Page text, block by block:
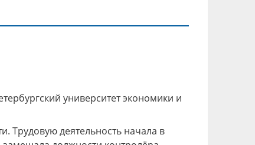
университет экономики и
Трудовую деятельность начала в